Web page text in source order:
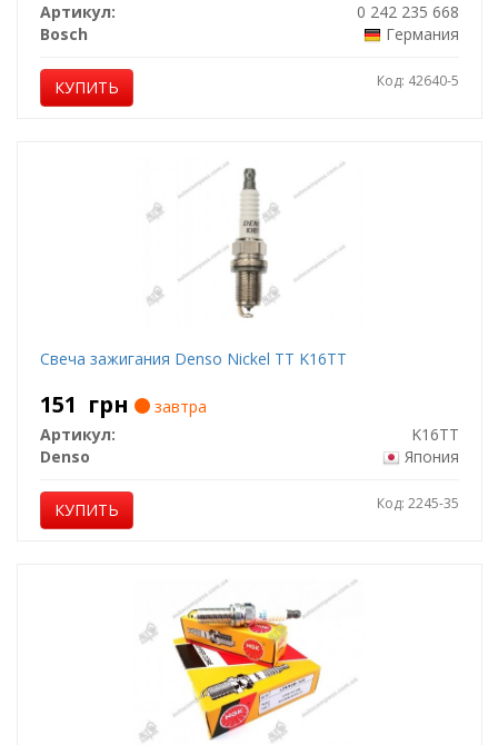
Артикул:
0 242 235 668
Bosch
Германия
КУПИТЬ Код: 42640-5
Свеча зажигания Denso Nickel TT K16TT
151 грн
завтра
Артикул:
K16TT
Denso
Япония
КУПИТЬ Код: 2245-35